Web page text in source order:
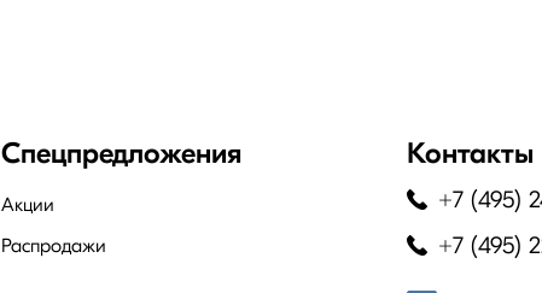
Спецпредложения
Акции
Распродажи
Контакты
+7 (495)
+7 (495)